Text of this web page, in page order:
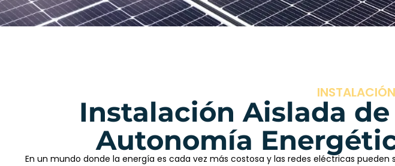
Instalación Aislada
Autonomía
En un mundo donde la energía es cada vez más costosa y las redes eléctricas pueden